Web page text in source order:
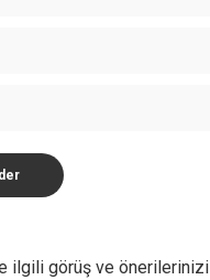
ilgili görüş ve önerilerinizi